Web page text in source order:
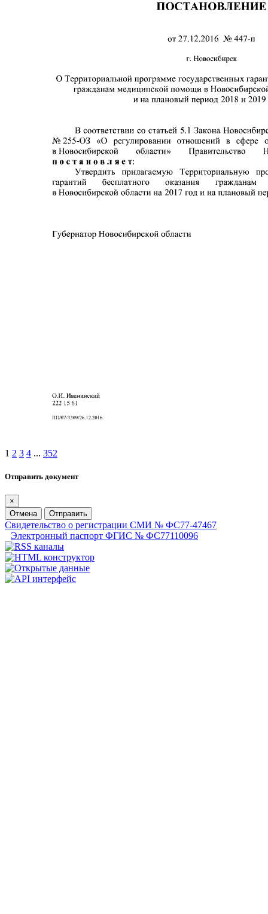
1 2 3 4 ... 352
Отправить документ
×
Отмена
Отправить
Свидетельство о регистрации СМИ № ФС77-47467
Электронный паспорт ФГИС № ФС77110096